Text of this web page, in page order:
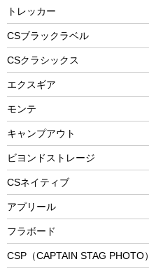
ステンレスボトル
フードボトル
トレー
ランチョンマット
ランチボックス
スプレー関係
ツール、他
エアーポンプ
アクセサリー
自転車ウェア
パラソル
フローティングベスト
ヘルメット
エアーポンプ
ビーチテント
ウィンター
スノーシュー
防寒ウェア
トレッキング
トレッキングアクセサリー
プレイグッズ
防災用品
トレッカー
CSブラックラベル
CSクラシックス
エクスギア
モンテ
キャンプアウト
ビヨンドストレージ
CSネイティブ
アプリール
フラボード
CSP（CAPTAIN STAG PHOTO）